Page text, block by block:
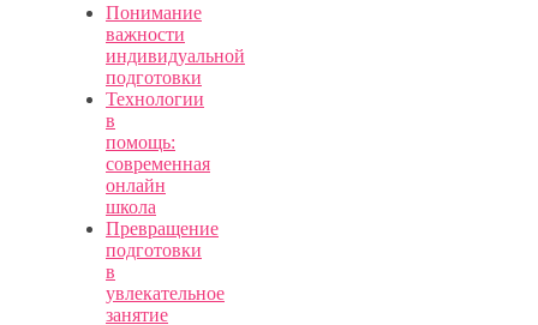
Понимание
важности
индивидуальной
подготовки
Технологии
в
помощь:
современная
онлайн
школа
Превращение
подготовки
в
увлекательное
занятие